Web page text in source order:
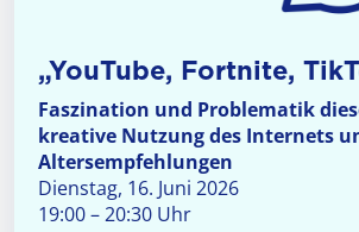
„YouTube, Fortnite,
Faszination und Problematik
kreative Nutzung des Internets
Altersempfehlungen
Dienstag, 16. Juni 2026
19:00 – 20:30 Uhr